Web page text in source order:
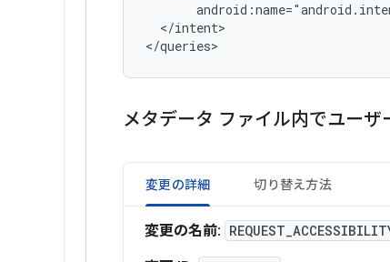
</intent>
</queries>
メタデータ ファイル内でユー
変更の詳細 切り替え方法
変更の名前: